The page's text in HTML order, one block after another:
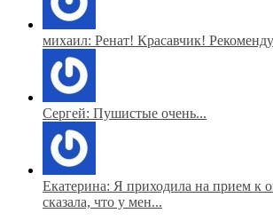
михаил: Ренат! Красавчик!
Сергей: Пушистые очень...
Екатерина: Я приходила на прием к
сказала, что у мен...